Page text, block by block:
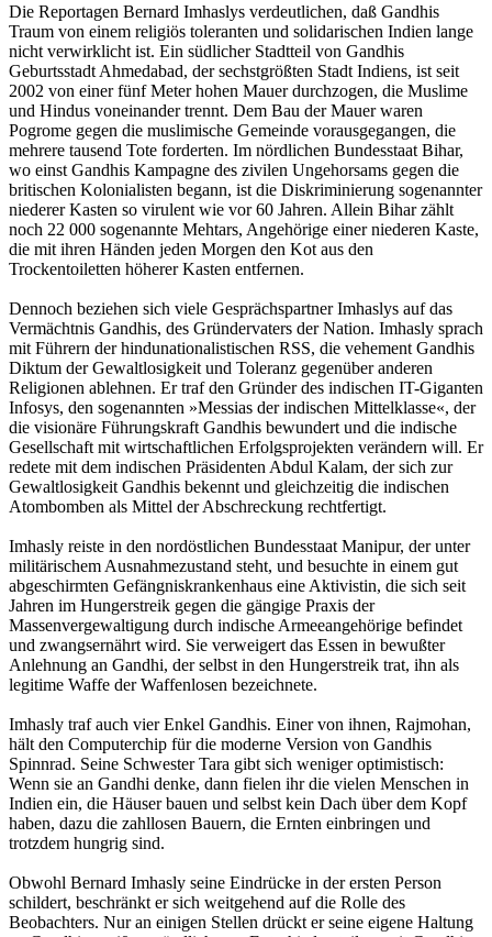
Die Reportagen Bernard Imhaslys verdeutlichen, daß Gandhis
Traum von einem religiös toleranten und solidarischen Indien lange
nicht verwirklicht ist. Ein südlicher Stadtteil von Gandhis
Geburtsstadt Ahmedabad, der sechstgrößten Stadt Indiens, ist seit
2002 von einer fünf Meter hohen Mauer durchzogen, die Muslime
und Hindus voneinander trennt. Dem Bau der Mauer waren
Pogrome gegen die muslimische Gemeinde vorausgegangen, die
mehrere tausend Tote forderten. Im nördlichen Bundesstaat Bihar,
wo einst Gandhis Kampagne des zivilen Ungehorsams gegen die
britischen Kolonialisten begann, ist die Diskriminierung sogenannter
niederer Kasten so virulent wie vor 60 Jahren. Allein Bihar zählt
noch 22 000 sogenannte Mehtars, Angehörige einer niederen Kaste,
die mit ihren Händen jeden Morgen den Kot aus den
Trockentoiletten höherer Kasten entfernen.
Dennoch beziehen sich viele Gesprächspartner Imhaslys auf das
Vermächtnis Gandhis, des Gründervaters der Nation. Imhasly sprach
mit Führern der hindunationalistischen RSS, die vehement Gandhis
Diktum der Gewaltlosigkeit und Toleranz gegenüber anderen
Religionen ablehnen. Er traf den Gründer des indischen IT-Giganten
Infosys, den sogenannten »Messias der indischen Mittelklasse«, der
die visionäre Führungskraft Gandhis bewundert und die indische
Gesellschaft mit wirtschaftlichen Erfolgsprojekten verändern will. Er
redete mit dem indischen Präsidenten Abdul Kalam, der sich zur
Gewaltlosigkeit Gandhis bekennt und gleichzeitig die indischen
Atombomben als Mittel der Abschreckung rechtfertigt.
Imhasly reiste in den nordöstlichen Bundesstaat Manipur, der unter
militärischem Ausnahmezustand steht, und besuchte in einem gut
abgeschirmten Gefängniskrankenhaus eine Aktivistin, die sich seit
Jahren im Hungerstreik gegen die gängige Praxis der
Massenvergewaltigung durch indische Armeeangehörige befindet
und zwangsernährt wird. Sie verweigert das Essen in bewußter
Anlehnung an Gandhi, der selbst in den Hungerstreik trat, ihn als
legitime Waffe der Waffenlosen bezeichnete.
Imhasly traf auch vier Enkel Gandhis. Einer von ihnen, Rajmohan,
hält den Computerchip für die moderne Version von Gandhis
Spinnrad. Seine Schwester Tara gibt sich weniger optimistisch:
Wenn sie an Gandhi denke, dann fielen ihr die vielen Menschen in
Indien ein, die Häuser bauen und selbst kein Dach über dem Kopf
haben, dazu die zahllosen Bauern, die Ernten einbringen und
trotzdem hungrig sind.
Obwohl Bernard Imhasly seine Eindrücke in der ersten Person
schildert, beschränkt er sich weitgehend auf die Rolle des
Beobachters. Nur an einigen Stellen drückt er seine eigene Haltung